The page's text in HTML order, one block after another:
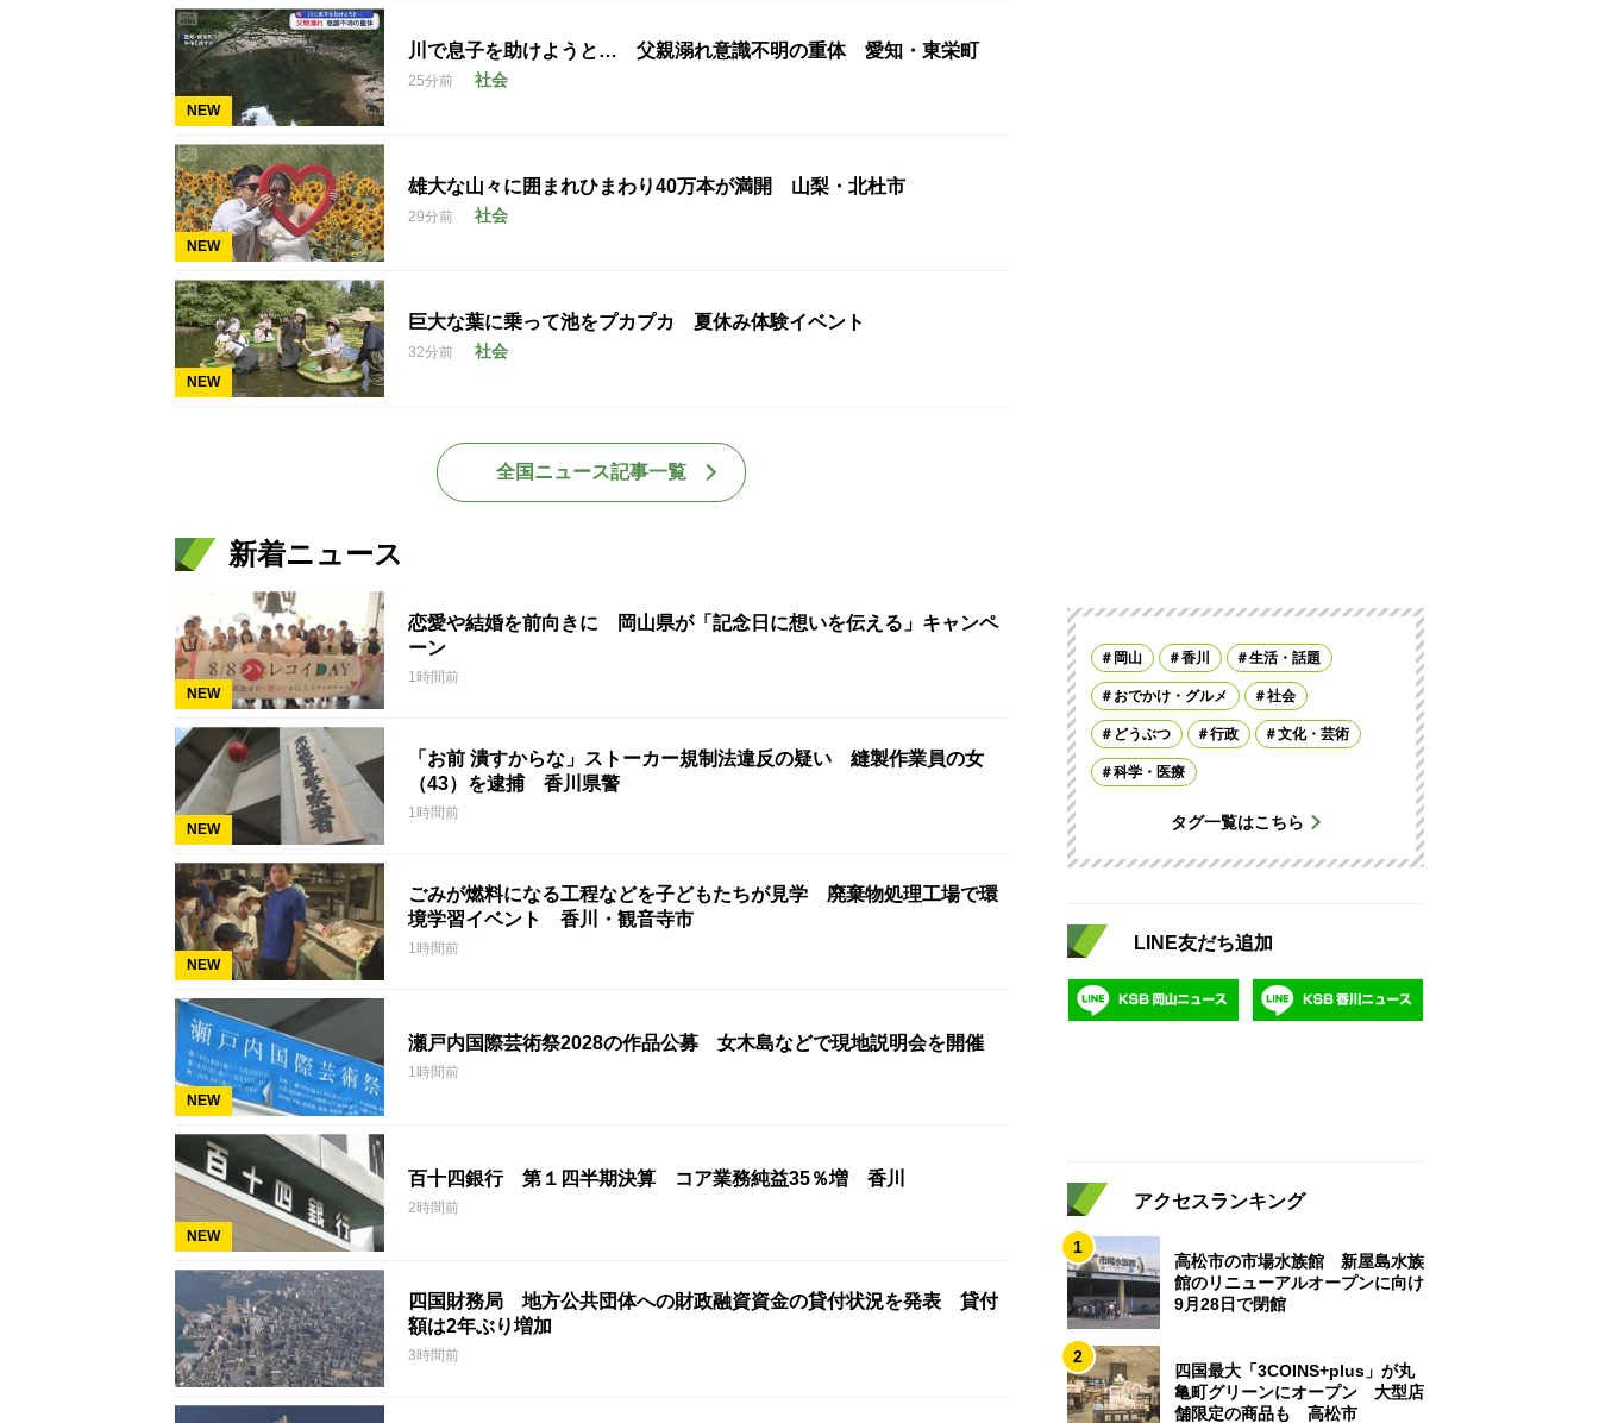
NEW
川で息子を助けようと… 父親溺れ意識不明の重体 愛知・東栄町
25分前 社会
NEW
雄大な山々に囲まれひまわり40万本が満開 山梨・北杜市
29分前 社会
NEW
巨大な葉に乗って池をプカプカ 夏休み体験イベント
32分前 社会
全国ニュース記事一覧
新着ニュース
NEW
恋愛や結婚を前向きに 岡山県が「記念日に想いを伝える」キャンペ
ーン
1時間前
NEW
「お前 潰すからな」ストーカー規制法違反の疑い 縫製作業員の女
（43）を逮捕 香川県警
1時間前
NEW
ごみが燃料になる工程などを子どもたちが見学 廃棄物処理工場で環
境学習イベント 香川・観音寺市
1時間前
NEW
瀬戸内国際芸術祭2028の作品公募 女木島などで現地説明会を開催
1時間前
NEW
百十四銀行 第１四半期決算 コア業務純益35％増 香川
2時間前
四国財務局 地方公共団体への財政融資資金の貸付状況を発表 貸付
額は2年ぶり増加
3時間前
岡山 香川 生活・話題
おでかけ・グルメ 社会
どうぶつ 行政 文化・芸術
科学・医療
タグ一覧はこちら
LINE友だち追加
アクセスランキング
1
高松市の市場水族館 新屋島水族
館のリニューアルオープンに向け
9月28日で閉館
2
四国最大「3COINS+plus」が丸
亀町グリーンにオープン 大型店
舗限定の商品も 高松市